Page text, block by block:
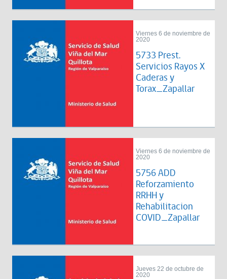
Viernes 6 de noviembre de
2020
5733 Prest.
Servicios Rayos X
Caderas y
Torax_Zapallar
Viernes 6 de noviembre de
2020
5756 ADD
Reforzamiento
RRHH y
Rehabilitacion
COVID_Zapallar
Jueves 22 de octubre de
2020